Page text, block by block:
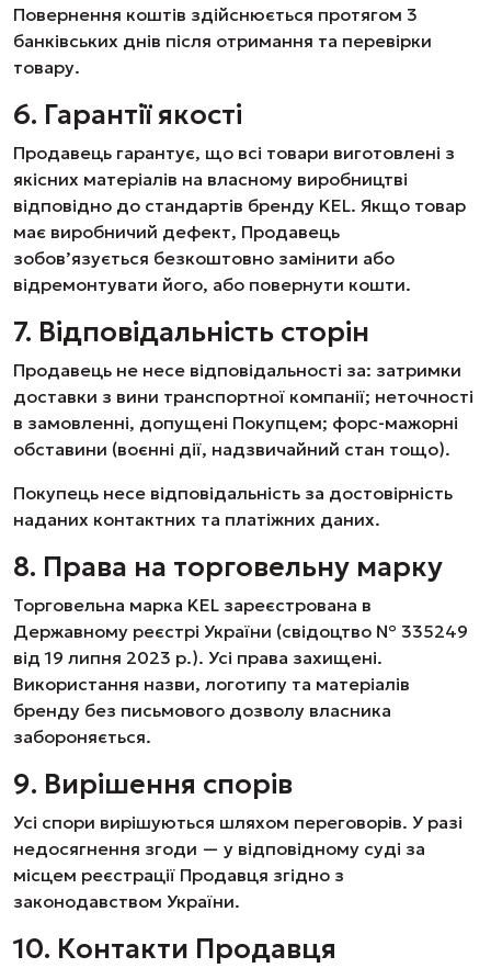
Повернення коштів здійснюється протягом 3
банківських днів після отримання та перевірки
товару.
6. Гарантії якості
Продавець гарантує, що всі товари виготовлені з
якісних матеріалів на власному виробництві
відповідно до стандартів бренду KEL. Якщо товар
має виробничий дефект, Продавець
зобов’язується безкоштовно замінити або
відремонтувати його, або повернути кошти.
7. Відповідальність сторін
Продавець не несе відповідальності за: затримки
доставки з вини транспортної компанії; неточності
в замовленні, допущені Покупцем; форс-мажорні
обставини (воєнні дії, надзвичайний стан тощо).
Покупець несе відповідальність за достовірність
наданих контактних та платіжних даних.
8. Права на торговельну марку
Торговельна марка KEL зареєстрована в
Державному реєстрі України (свідоцтво № 335249
від 19 липня 2023 р.). Усі права захищені.
Використання назви, логотипу та матеріалів
бренду без письмового дозволу власника
забороняється.
9. Вирішення спорів
Усі спори вирішуються шляхом переговорів. У разі
недосягнення згоди — у відповідному суді за
місцем реєстрації Продавця згідно з
законодавством України.
10. Контакти Продавця